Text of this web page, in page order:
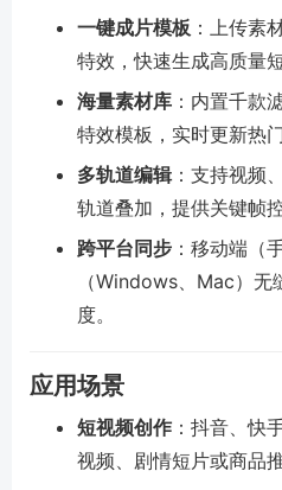
一键成片模板 ：上传素
特效，快速生成高质量短
海量素材库 ：内置千款
特效模板，实时更新热门
多轨道编辑：支持视频
轨道叠加，提供关键帧
跨平台同步 ：移动端（
（Windows、Mac）
度。
应用场景
短视频创作 ：抖音、快
视频、剧情短片或商品